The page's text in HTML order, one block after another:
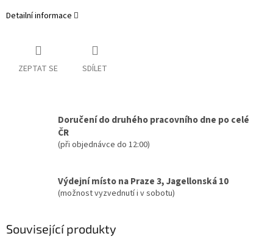
Detailní informace
ZEPTAT SE SDÍLET
Doručení do druhého pracovního dne po celé
ČR
(při objednávce do 12:00)
Výdejní místo na Praze 3, Jagellonská 10
(možnost vyzvednutí i v sobotu)
Související produkty